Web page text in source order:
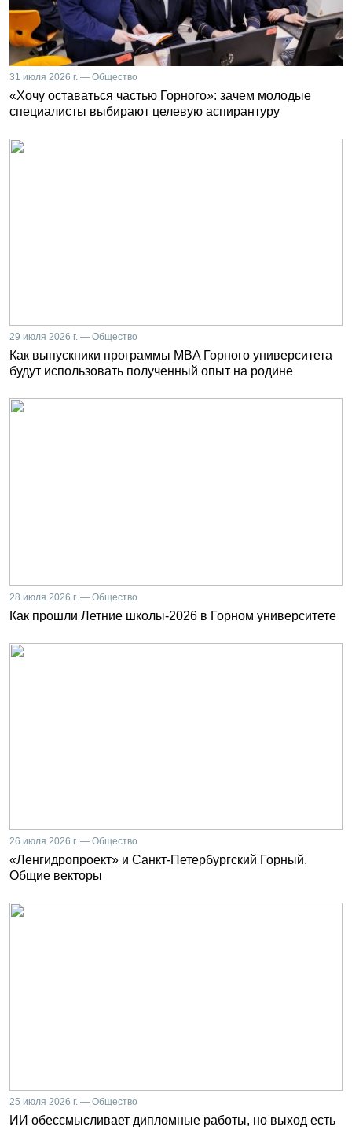
31 июля 2026 г. — Общество
«Хочу оставаться частью Горного»: зачем молодые
специалисты выбирают целевую аспирантуру
29 июля 2026 г. — Общество
Как выпускники программы MBA Горного университета
будут использовать полученный опыт на родине
28 июля 2026 г. — Общество
Как прошли Летние школы-2026 в Горном университете
26 июля 2026 г. — Общество
«Ленгидропроект» и Санкт-Петербургский Горный.
Общие векторы
25 июля 2026 г. — Общество
ИИ обессмысливает дипломные работы, но выход есть